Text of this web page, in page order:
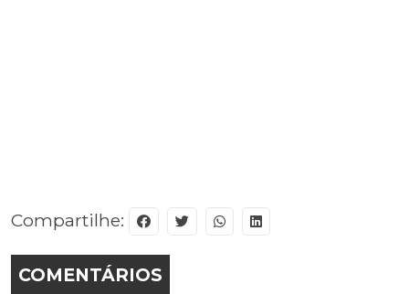
Compartilhe:
COMENTÁRIOS